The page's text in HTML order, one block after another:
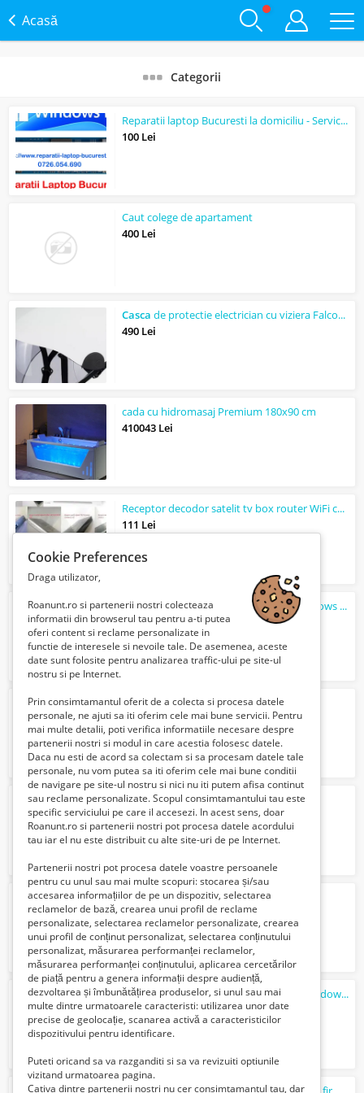
Acasă
Categorii
Reparatii laptop Bucuresti la domiciliu - Service PC - Instalare Windows 11
100 Lei
Caut colege de apartament
400 Lei
Casca de protectie electrician cu viziera Falcon Volt impotriva arcului electric
490 Lei
cada cu hidromasaj Premium 180x90 cm
410043 Lei
Receptor decodor satelit tv box router WiFi cablu interconect
111 Lei
Reparatii laptop Bucuresti Instalare windows 11 la domiciliul clientului Service...
100 Lei
Vand Renault Megane 4
Verifica cu vanzatorul
Cascaintegrala Scorpion Exo 491 solid
350 Lei
Cazare la Mamaia
450 Lei
Service Laptop Reparatii PC Instalare Windows la domiciliu in Bucuresti si Ilfov
100 Lei
Cookie Preferences
Draga utilizator,
Roanunt.ro si partenerii nostri colecteaza
informatii din browserul tau pentru a-ti putea
oferi content si reclame personalizate in
functie de interesele si nevoile tale. De asemenea, aceste
date sunt folosite pentru analizarea traffic-ului pe site-ul
nostru si pe Internet.
Prin consimtamantul oferit de a colecta si procesa datele
personale, ne ajuti sa iti oferim cele mai bune servicii. Pentru
mai multe detalii, poti verifica informatiile necesare despre
partenerii nostri si modul in care acestia folosesc datele.
Daca nu esti de acord sa colectam si sa procesam datele tale
personale, nu vom putea sa iti oferim cele mai bune conditii
de navigare pe site-ul nostru si nici nu iti putem afisa continut
sau reclame personalizate. Scopul consimtamantului tau este
specific serviciului pe care il accesezi. In acest sens, doar
Roanunt.ro si partenerii nostri pot procesa datele acordului
tau iar el nu este distribuit cu alte site-uri de pe Internet.
Partenerii nostri pot procesa datele voastre persoanele
pentru cu unul sau mai multe scopuri: stocarea și/sau
accesarea informațiilor de pe un dispozitiv, selectarea
reclamelor de bază, crearea unui profil de reclame
personalizate, selectarea reclamelor personalizate, crearea
unui profil de conținut personalizat, selectarea conținutului
personalizat, măsurarea performanței reclamelor,
măsurarea performanței conținutului, aplicarea cercetărilor
de piață pentru a genera informații despre audiență,
dezvoltarea și îmbunătățirea produselor, si unul sau mai
multe dintre urmatoarele caracteristi: utilizarea unor date
precise de geolocație, scanarea activă a caracteristicilor
dispozitivului pentru identificare.
Puteti oricand sa va razganditi si sa va revizuiti optiunile
vizitand urmatoarea pagina.
Cativa dintre partenerii nostri nu cer consimtamantul tau, dar